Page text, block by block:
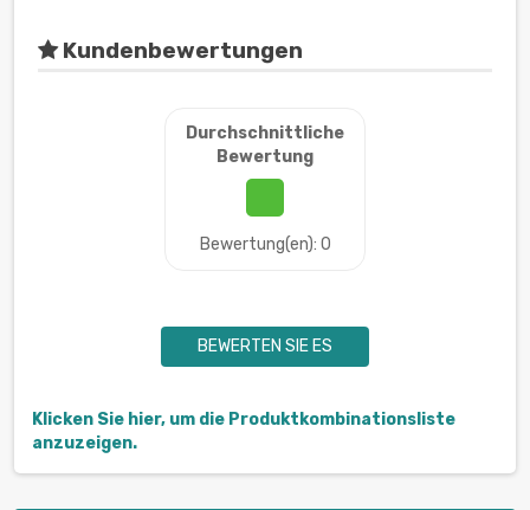
Kundenbewertungen
Durchschnittliche
Bewertung
Bewertung(en): 0
BEWERTEN SIE ES
Klicken Sie hier, um die Produktkombinationsliste
anzuzeigen.